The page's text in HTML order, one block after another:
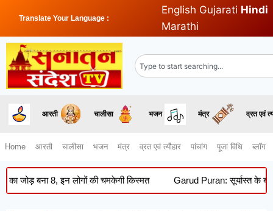
Translate Your Language :
English Gujarati Hindi
Marathi
आरती चालीसा भजन मंत्र व्रत एवं
Home आरती चालीसा भजन मंत्र व्रत एवं त्यौहार पांचांग पूजा विधि ब्लॉग
8, इन लोगों की चमकेगी किस्मत Garud Puran: सूर्यास्त के बाद क्यों